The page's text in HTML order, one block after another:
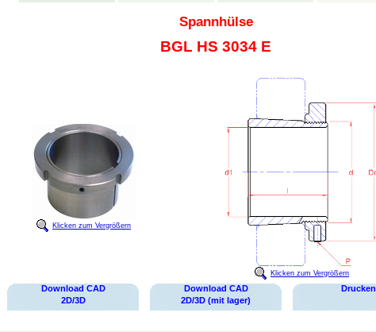
Spannhülse
BGL HS 3034 E
Klicken zum Vergrößern
Klicken zum Vergrößern
Download CAD
2D/3D
Download CAD
2D/3D (mit lager)
Drucken